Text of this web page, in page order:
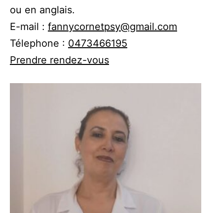
ou en anglais.
E-mail : fannycornetpsy@gmail.com
Télephone : 0473466195
Prendre rendez-vous